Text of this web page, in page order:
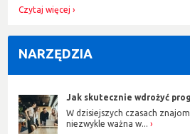
Czytaj więcej
NARZĘDZIA
Jak skutecznie wdrożyć
W dzisiejszych czasach
niezwykle ważna w...